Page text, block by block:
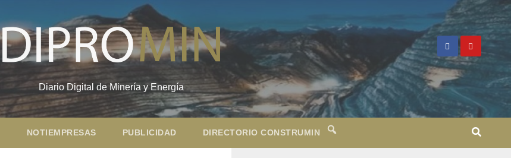
Diario Digital de Minería y Energía
NOTIEMPRESAS PUBLICIDAD DIRECTORIO CONSTRUMIN